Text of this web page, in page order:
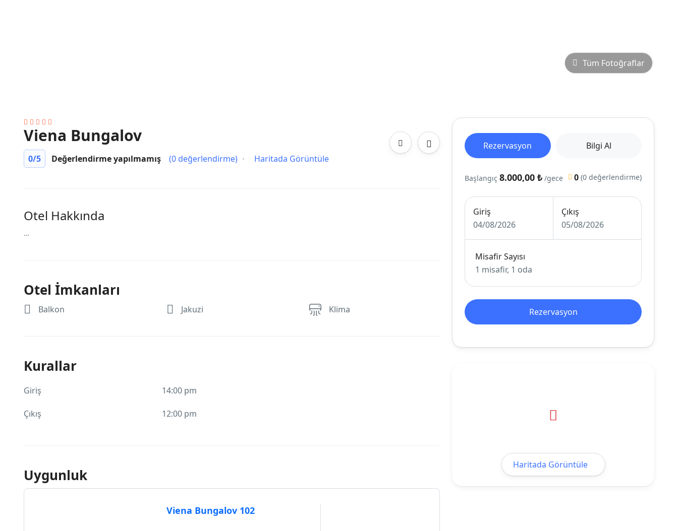
Tüm Fotoğraflar
Viena Bungalov
0/5 Değerlendirme yapılmamış (0 değerlendirme) Haritada Görüntüle
Otel Hakkında
…
Otel İmkanları
Balkon Jakuzi Klima
Kurallar
Giriş 14:00 pm
Çıkış 12:00 pm
Uygunluk
Viena Bungalov 102
Rezervasyon Bilgi Al
Başlangıç8.000,00 ₺ /gece 0 (0 değerlendirme)
Giriş
04/08/2026
Çıkış
05/08/2026
Misafir Sayısı
1 misafir, 1 oda
Rezervasyon
Haritada Görüntüle